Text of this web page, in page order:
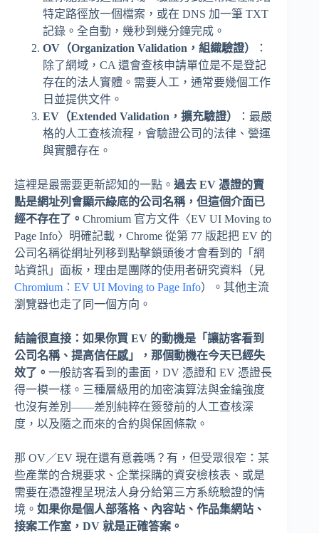
特定路徑放一個檔案，或在 DNS 加一筆 TXT
記錄。全自動，幾秒到幾分鐘完成。
OV（Organization Validation，組織驗證）
：
除了網域，CA 還會查核申請單位是不是登記
存在的法人實體。需要人工，通常要幾個工作
日並提供文件。
EV（Extended Validation，擴充驗證）
：最嚴
格的人工查核流程，會驗證公司的法律、營運
與實體存在。
這裡是最需要更新認知的一點。 過去 EV 憑證的賣
點是網址列會顯示綠底的公司名稱，但這個介面已
經不存在了。 Chromium 官方文件〈EV UI Moving to
Page Info〉明確記載，Chrome 從第 77 版起把 EV 的
公司名稱從網址列移到點擊鎖頭後才會看到的「網
站資訊」面板，理由是團隊的使用者研究資料（見
Chromium：EV UI Moving to Page Info）。其他主流
瀏覽器也走了同一個方向。
結論很直接：如果你買 EV 的動機是「讓訪客看到
公司名稱、提高信任感」，那個動機在今天已經失
效了。 一般訪客看到的畫面，DV 憑證和 EV 憑證長
得一模一樣。三種層級用的加密演算法與金鑰強度
也沒有差別——差別純粹在簽發前的人工查核深
度，以及隨之而來的合約與保固條款。
那 OV／EV 現在還有意義嗎？有，但受眾很窄：某
些產業的合規要求、企業採購的資安檢核表、或是
需要在憑證裡呈現法人身分給第三方系統驗證的情
境。 如果你是個人部落格、內容站、作品集網站、
接案工作室，DV 就是正確答案。